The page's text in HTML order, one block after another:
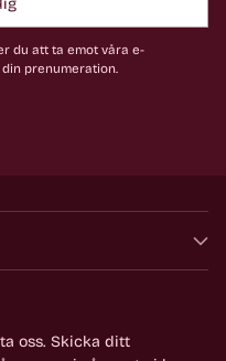
du att ta emot våra e-
prenumeration.
oss. Skicka ditt